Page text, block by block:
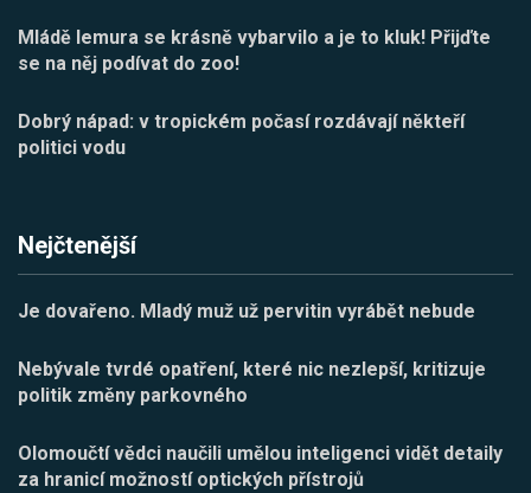
Mládě lemura se krásně vybarvilo a je to kluk! Přijďte
se na něj podívat do zoo!
Dobrý nápad: v tropickém počasí rozdávají někteří
politici vodu
Nejčtenější
Je dovařeno. Mladý muž už pervitin vyrábět nebude
Nebývale tvrdé opatření, které nic nezlepší, kritizuje
politik změny parkovného
Olomoučtí vědci naučili umělou inteligenci vidět detaily
za hranicí možností optických přístrojů